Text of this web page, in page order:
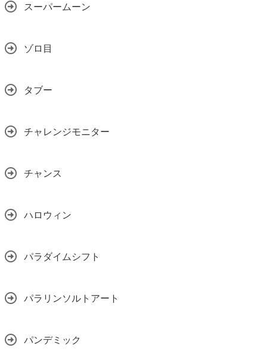
スーパームーン
ゾロ目
タブー
チャレンジモニター
チャンス
ハロウィン
パラダイムシフト
パラリンソルトアート
パンデミック